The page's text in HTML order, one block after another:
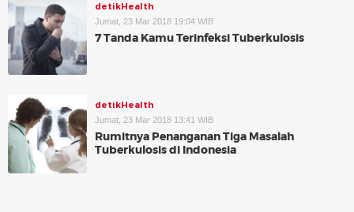
detikHealth
Jumat, 23 Mar 2018 19:04 WIB
7 Tanda Kamu Terinfeksi Tuberkulosis
detikHealth
Jumat, 23 Mar 2018 13:41 WIB
Rumitnya Penanganan Tiga Masalah
Tuberkulosis di Indonesia